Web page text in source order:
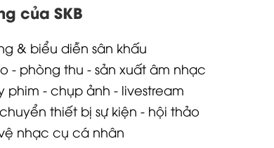
của SKB
& biểu diễn sân khấu
- phòng thu - sản xuất âm nhạc
phim - chụp ảnh - livestream
thiết bị sự kiện - hội thảo
nhạc cụ cá nhân